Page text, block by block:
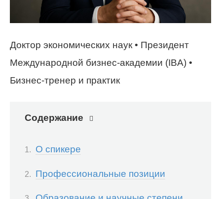
Доктор экономических наук • Президент
Международной бизнес-академии (IBA) •
Бизнес-тренер и практик
Содержание
О спикере
Профессиональные позиции